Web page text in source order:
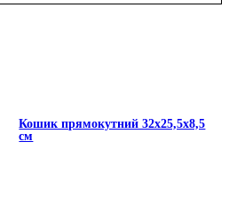
Кошик прямокутний 32х25,5х8,5
см